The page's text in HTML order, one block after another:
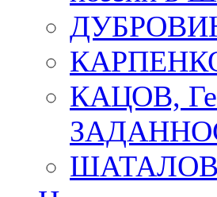
КАЦОВ,
ШАТАЛОВ,